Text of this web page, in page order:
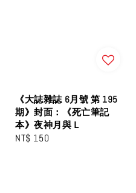
《大誌雜誌 6月號 第 195
期》封面：《死亡筆記
本》夜神月與Ｌ
Regular
NT$ 150